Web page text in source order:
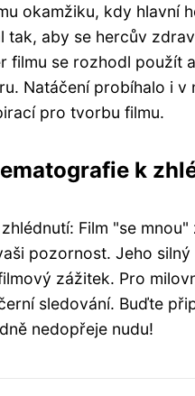
okamžiku, kdy hlavní
aby se hercův
filmu se rozhodl použít
Natáčení probíhalo i
pro tvorbu filmu.
k
Film "se
pozornost. Jeho
zážitek. Pro
sledování. Buďte
nedopřeje nudu!